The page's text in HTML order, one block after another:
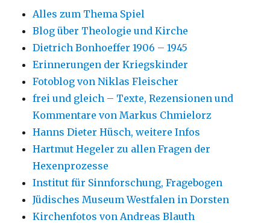
Alles zum Thema Spiel
Blog über Theologie und Kirche
Dietrich Bonhoeffer 1906 – 1945
Erinnerungen der Kriegskinder
Fotoblog von Niklas Fleischer
frei und gleich – Texte, Rezensionen und
Kommentare von Markus Chmielorz
Hanns Dieter Hüsch, weitere Infos
Hartmut Hegeler zu allen Fragen der
Hexenprozesse
Institut für Sinnforschung, Fragebogen
Jüdisches Museum Westfalen in Dorsten
Kirchenfotos von Andreas Blauth